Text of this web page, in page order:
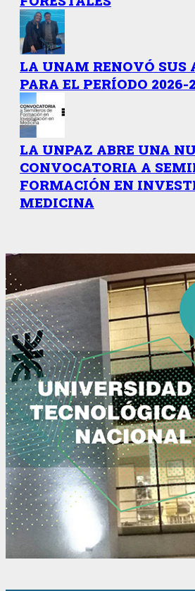
LA UNAM RENOVÓ SUS
PARA EL PERÍODO 2026-
LA UNPAZ ABRE UNA
CONVOCATORIA A
FORMACIÓN EN
MEDICINA